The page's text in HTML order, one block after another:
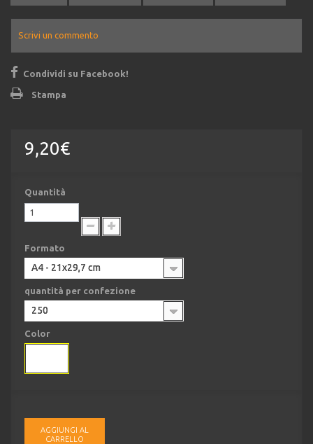
Scrivi un commento
Condividi su Facebook!
Stampa
9,20€
Quantità
Formato
A4 - 21x29,7 cm
quantità per confezione
250
Color
AGGIUNGI AL
CARRELLO